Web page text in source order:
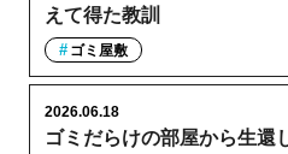
えて得た教訓
ゴミ屋敷
ゴミだらけの部屋から生還
2026.06.18